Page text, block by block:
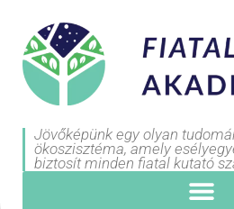
Jövőképünk egy olyan
ökoszisztéma, amely
biztosít minden fiatal kutató